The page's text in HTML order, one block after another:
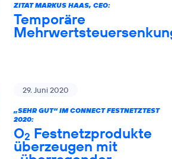
ZITAT MARKUS HAAS, CEO:
Temporäre
29. Juni 2020
„SEHR GUT“ IM CONNECT FESTNETZTEST
2020:
O2 Festnetzprodukte
überzeugen mit